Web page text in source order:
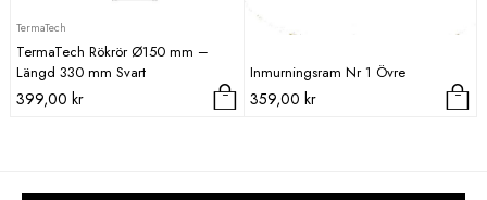
TermaTech
TermaTech Rökrör Ø150 mm –
Längd 330 mm Svart
399,00 kr
Inmurningsram Nr 1 Övre
359,00 kr